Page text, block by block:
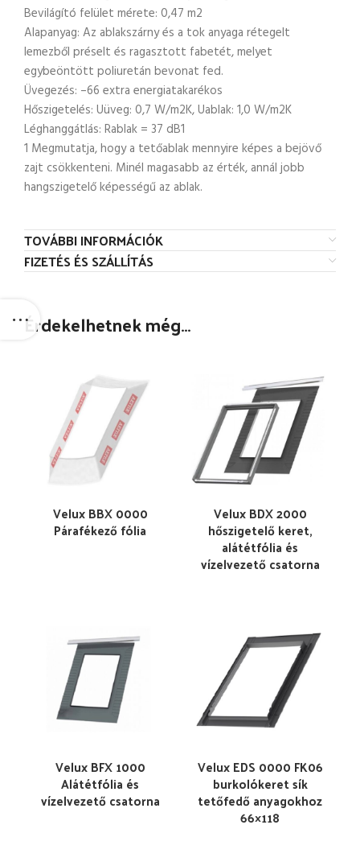
Bevilágító felület mérete: 0,47 m2
Alapanyag: Az ablakszárny és a tok anyaga rétegelt
lemezből préselt és ragasztott fabetét, melyet
egybeöntött poliuretán bevonat fed.
Üvegezés: –66 extra energiatakarékos
Hőszigetelés: Uüveg: 0,7 W/m2K, Uablak: 1,0 W/m2K
Léghanggátlás: Rablak = 37 dB1
1 Megmutatja, hogy a tetőablak mennyire képes a bejövő
zajt csökkenteni. Minél magasabb az érték, annál jobb
hangszigetelő képességű az ablak.
TOVÁBBI INFORMÁCIÓK
FIZETÉS ÉS SZÁLLÍTÁS
Érdekelhetnek még…
Velux BBX 0000
Párafékező fólia
Velux BDX 2000
hőszigetelő keret,
alátétfólia és
vízelvezető csatorna
Velux BFX 1000
Alátétfólia és
vízelvezető csatorna
Velux EDS 0000 FK06
burkolókeret sík
tetőfedő anyagokhoz
66×118